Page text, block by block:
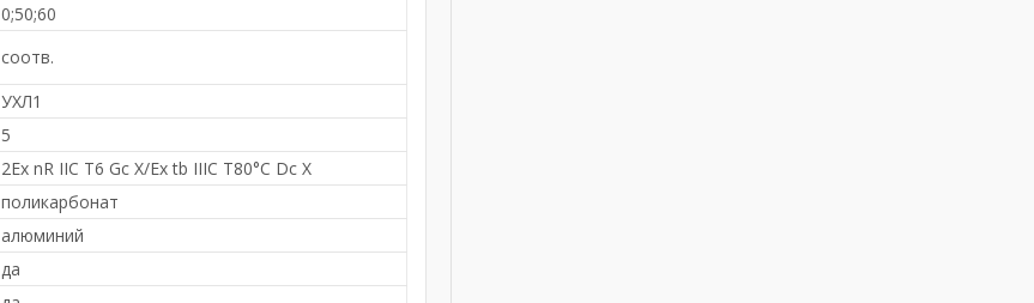
0;50;60
соотв.
УХЛ1
5
2Ex nR IIС T6 Gc X/Ex tb IIIC T80°C Dc X
поликарбонат
алюминий
да